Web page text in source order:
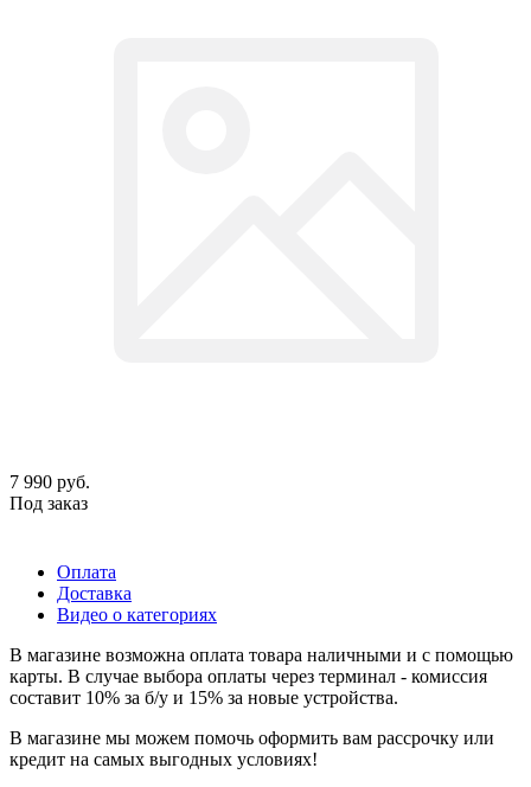
7 990 руб.
Под заказ
Оплата
Доставка
Видео о категориях
В магазине возможна оплата товара наличными и с помощью
карты. В случае выбора оплаты через терминал - комиссия
составит 10% за б/у и 15% за новые устройства.
В магазине мы можем помочь оформить вам рассрочку или
кредит на самых выгодных условиях!